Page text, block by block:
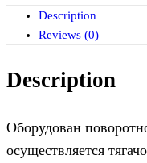
Description
Reviews (0)
Description
Оборудован
осуществляется